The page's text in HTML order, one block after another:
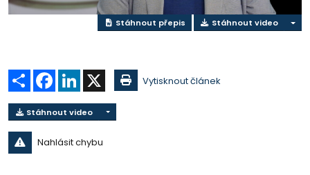
Stáhnout přepis Stáhnout video
Sdílet Facebook
LinkedIn Vytisknout článek
Stáhnout video
Nahlásit chybu